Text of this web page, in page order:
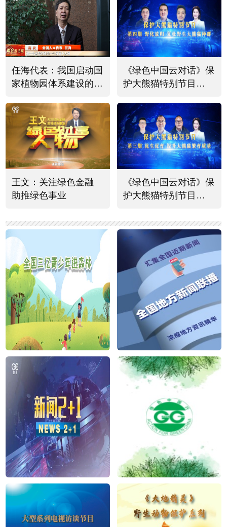
任海代表：我国启动国
家植物园体系建设的意
《绿色中国云对话》保
护大熊猫特别节目
王文：关注绿色金融
助推绿色事业
《绿色中国云对话》保
护大熊猫特别节目